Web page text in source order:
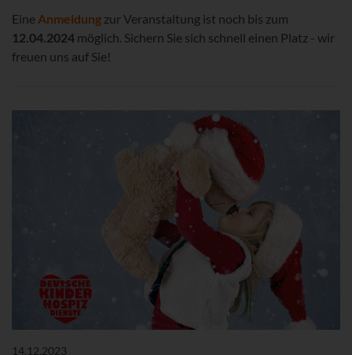
Eine Anmeldung zur Veranstaltung ist noch bis zum
12.04.2024 möglich. Sichern Sie sich schnell einen Platz - wir
freuen uns auf Sie!
14.12.2023